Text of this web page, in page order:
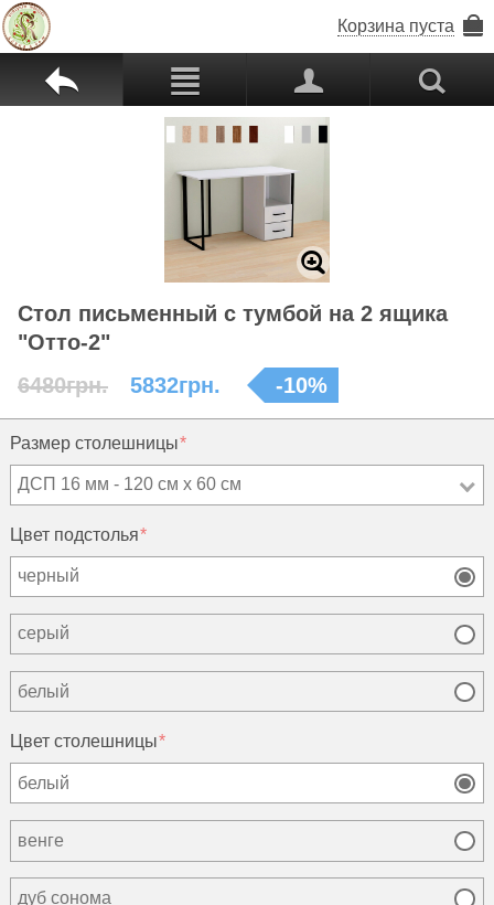
Корзина пуста
b c p s
Z
Стол письменный с тумбой на 2 ящика
"Отто-2"
6480грн.
5832грн. -10%
Размер столешницы
ДСП 16 мм - 120 см х 60 см
Цвет подстолья
черный
серый
белый
Цвет столешницы
белый
венге
дуб сонома